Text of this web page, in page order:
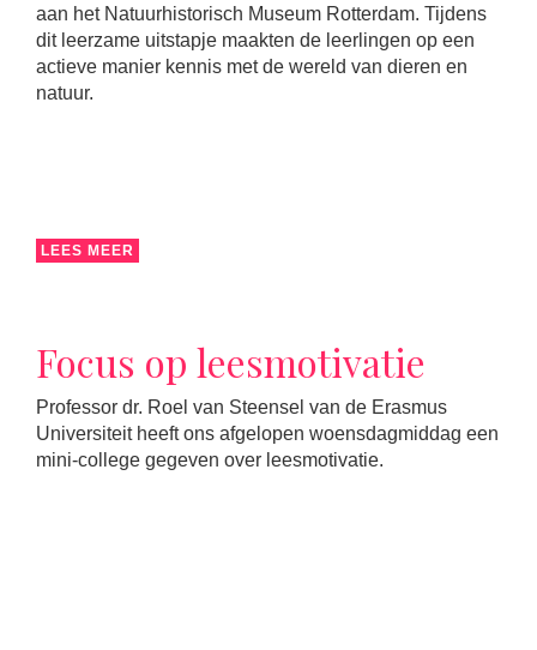
aan het Natuurhistorisch Museum Rotterdam. Tijdens
dit leerzame uitstapje maakten de leerlingen op een
actieve manier kennis met de wereld van dieren en
natuur.
LEES MEER
Focus op leesmotivatie
Professor dr. Roel van Steensel van de Erasmus
Universiteit heeft ons afgelopen woensdagmiddag een
mini-college gegeven over leesmotivatie.